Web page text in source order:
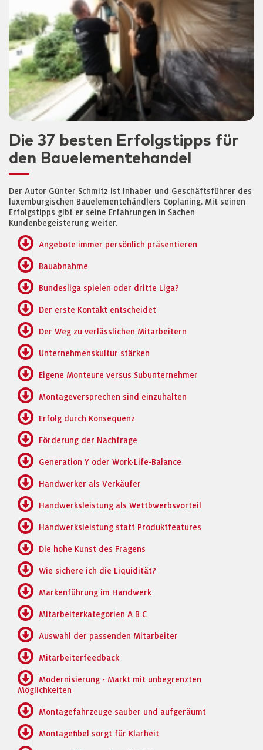
Die 37 besten Erfolgstipps für
den Bauelementehandel
Der Autor Günter Schmitz ist Inhaber und Geschäftsführer des
luxemburgischen Bauelementehändlers Coplaning. Mit seinen
Erfolgstipps gibt er seine Erfahrungen in Sachen
Kundenbegeisterung weiter.
Angebote immer persönlich präsentieren
Bauabnahme
Bundesliga spielen oder dritte Liga?
Der erste Kontakt entscheidet
Der Weg zu verlässlichen Mitarbeitern
Unternehmenskultur stärken
Eigene Monteure versus Subunternehmer
Montageversprechen sind einzuhalten
Erfolg durch Konsequenz
Förderung der Nachfrage
Generation Y oder Work-Life-Balance
Handwerker als Verkäufer
Handwerksleistung als Wettbwerbsvorteil
Handwerksleistung statt Produktfeatures
Die hohe Kunst des Fragens
Wie sichere ich die Liquidität?
Markenführung im Handwerk
Mitarbeiterkategorien A B C
Auswahl der passenden Mitarbeiter
Mitarbeiterfeedback
Modernisierung - Markt mit unbegrenzten
Möglichkeiten
Montagefahrzeuge sauber und aufgeräumt
Montagefibel sorgt für Klarheit